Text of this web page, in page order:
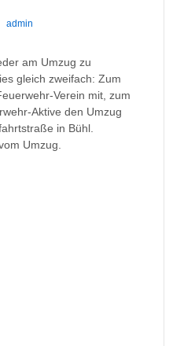
admin
am Umzug zu
gleich zweifach: Zum
Verein mit, zum
Aktive den Umzug
in Bühl.
Umzug.